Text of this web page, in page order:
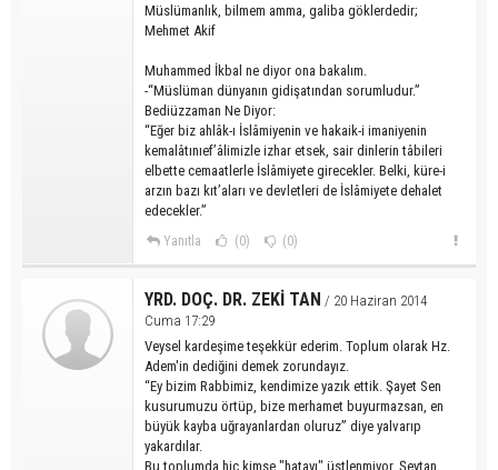
Müslümanlık, bilmem amma, galiba göklerdedir;
Mehmet Akif
Muhammed İkbal ne diyor ona bakalım.
-“Müslüman dünyanın gidişatından sorumludur.”
Bediüzzaman Ne Diyor:
“Eğer biz ahlâk-ı İslâmiyenin ve hakaik-i imaniyenin
kemalâtınıef’âlimizle izhar etsek, sair dinlerin tâbileri
elbette cemaatlerle İslâmiyete girecekler. Belki, küre-i
arzın bazı kıt’aları ve devletleri de İslâmiyete dehalet
edecekler.”
Yanıtla (0) (0)
YRD. DOÇ. DR. ZEKİ TAN / 20 Haziran 2014
Cuma 17:29
Veysel kardeşime teşekkür ederim. Toplum olarak Hz.
Adem'in dediğini demek zorundayız.
“Ey bizim Rabbimiz, kendimize yazık ettik. Şayet Sen
kusurumuzu örtüp, bize merhamet buyurmazsan, en
büyük kayba uğrayanlardan oluruz” diye yalvarıp
yakardılar.
Bu toplumda hiç kimse "hatayı" üstlenmiyor. Şeytan